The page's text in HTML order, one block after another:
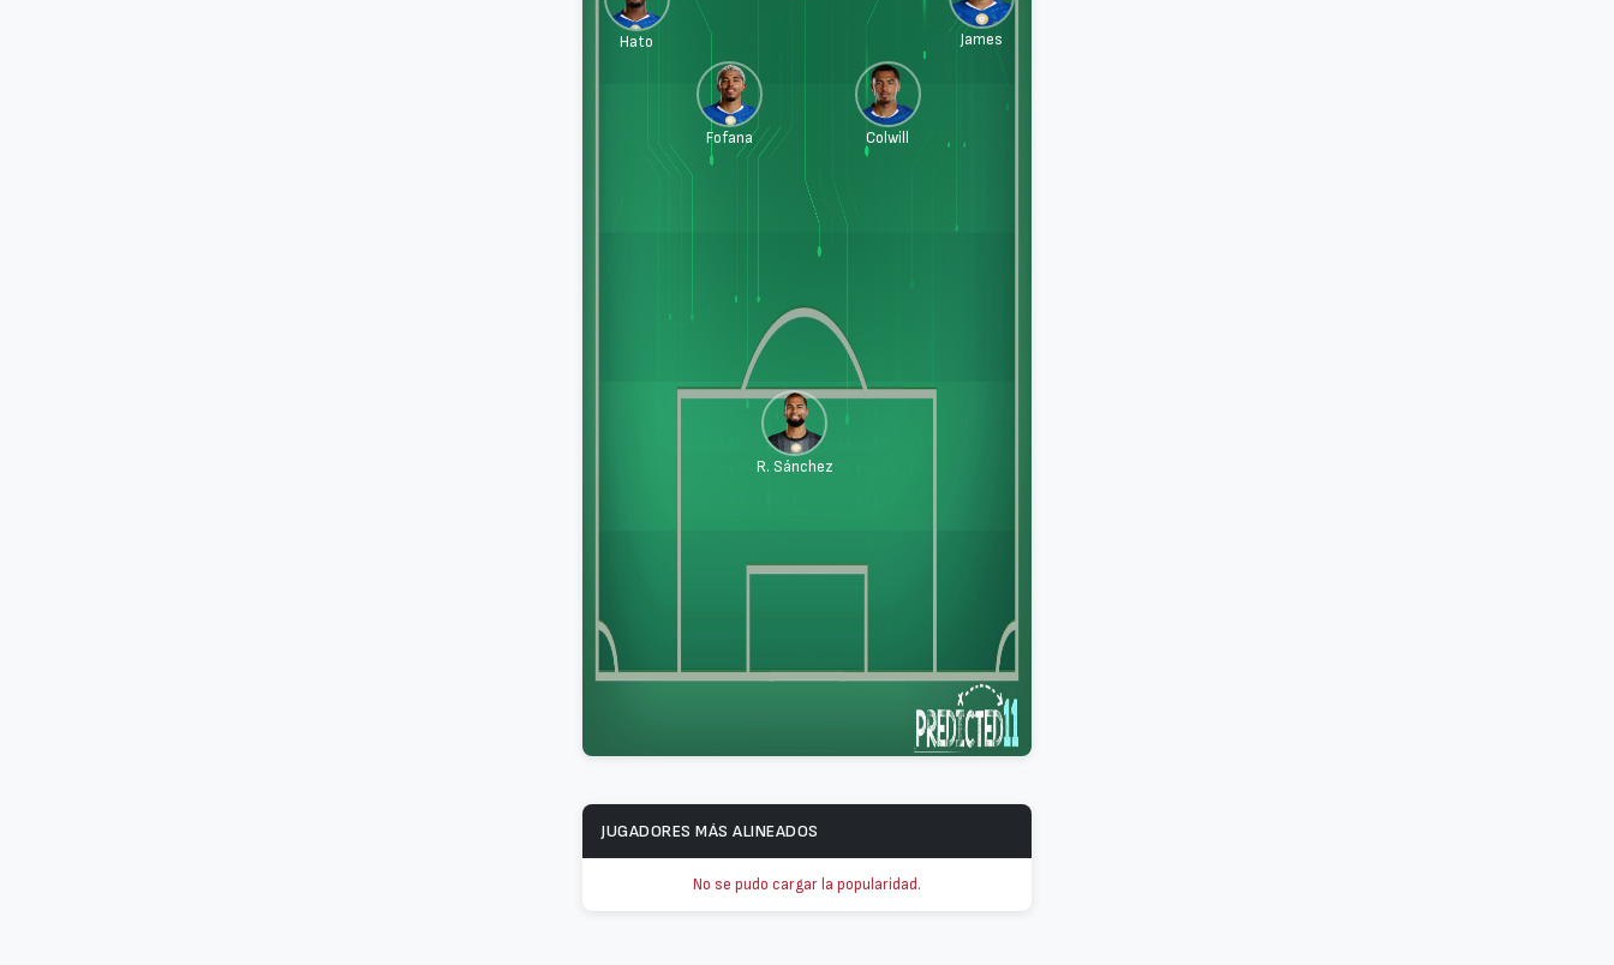
R. Sánchez
James
Colwill
Fofana
Hato
JUGADORES MÁS ALINEADOS
No se pudo cargar la popularidad.